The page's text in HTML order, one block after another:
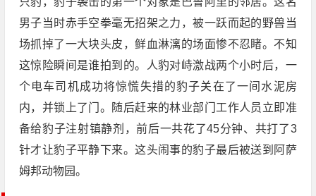
男子当时赤手空拳毫无招架之力，被一跃而起的野兽当
场抓掉了一大块头皮，鲜血淋漓的场面惨不忍睹。不知
这惊险瞬间是谁拍到的。人豹对峙激战两个小时后，一
个电车司机成功将惊慌失措的豹子关在了一间水泥房
内，并锁上了门。随后赶来的林业部门工作人员立即准
备给豹子注射镇静剂，前后一共花了45分钟、共打了3
针才让豹子平静下来。这头闹事的豹子最后被送到阿萨
姆邦动物园。